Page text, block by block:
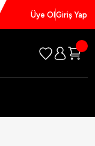
Üye OlGiriş Yap